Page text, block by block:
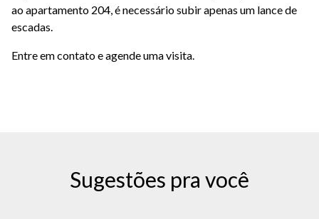
ao apartamento 204, é necessário subir apenas um lance de
escadas.
Entre em contato e agende uma visita.
Sugestões pra você